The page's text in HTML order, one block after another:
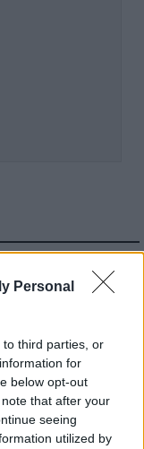
Personal
third parties, or
for
below opt-out
that after your
seeing
utilized by